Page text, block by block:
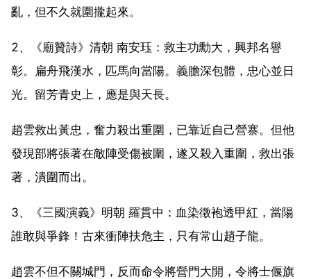
亂，但不久就圍攏起來。
2、《廟贊詩》清朝 南安珏：救主功勳大，興邦名譽
彰。扁舟飛漢水，匹馬向當陽。義膽深包體，忠心並日
光。留芳青史上，應是與天長。
趙雲救出黃忠，奮力殺出重圍，已靠近自己營寨。但他
發現部將張著在敵陣受傷被圍，遂又殺入重圍，救出張
著，潰圍而出。
3、《三國演義》明朝 羅貫中：血染徵袍透甲紅，當陽
誰敢與爭鋒！古來衝陣扶危主，只有常山趙子龍。
趙雲不但不關城門，反而命令將營門大開，令將士偃旗